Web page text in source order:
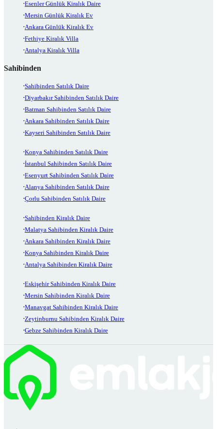
Esenler Günlük Kiralık Daire
Mersin Günlük Kiralık Ev
Ankara Günlük Kiralık Ev
Fethiye Kiralık Villa
Antalya Kiralık Villa
Sahibinden
Sahibinden Satılık Daire
Diyarbakır Sahibinden Satılık Daire
Batman Sahibinden Satılık Daire
Ankara Sahibinden Satılık Daire
Kayseri Sahibinden Satılık Daire
Konya Sahibinden Satılık Daire
İstanbul Sahibinden Satılık Daire
Esenyurt Sahibinden Satılık Daire
Alanya Sahibinden Satılık Daire
Çorlu Sahibinden Satılık Daire
Sahibinden Kiralık Daire
Malatya Sahibinden Kiralık Daire
Ankara Sahibinden Kiralık Daire
Konya Sahibinden Kiralık Daire
Antalya Sahibinden Kiralık Daire
Eskişehir Sahibinden Kiralık Daire
Mersin Sahibinden Kiralık Daire
Manavgat Sahibinden Kiralık Daire
Zeytinburnu Sahibinden Kiralık Daire
Gebze Sahibinden Kiralık Daire